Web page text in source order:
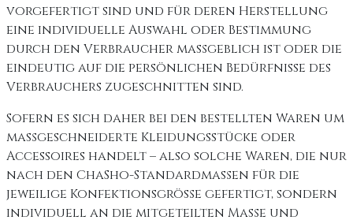
vorgefertigt sind und für deren Herstellung
eine individuelle Auswahl oder Bestimmung
durch den Verbraucher maßgeblich ist oder die
eindeutig auf die persönlichen Bedürfnisse des
Verbrauchers zugeschnitten sind.
Sofern es sich daher bei den bestellten Waren um
maßgeschneiderte Kleidungsstücke oder
Accessoires handelt – also solche Waren, die nur
nach den ChaSho-Standardmaßen für die
jeweilige Konfektionsgröße gefertigt, sondern
individuell an die mitgeteilten Maße und